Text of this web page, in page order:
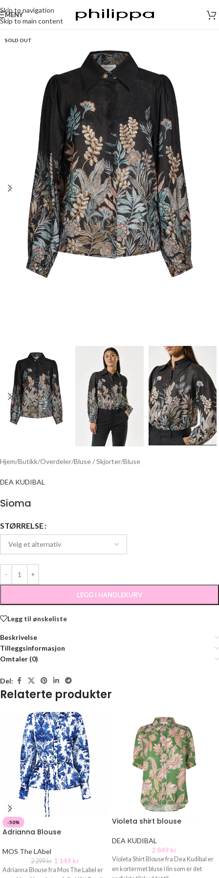
Skip to navigation
Skip to main content
MENY
SOLD OUT
Hjem/Butikk/Overdeler/Bluse / Skjorter/Bluse
DEA KUDIBAL
Sioma
STØRRELSE
LEGG I HANDLEKURV
Legg til ønskeliste
Beskrivelse
Tilleggsinformasjon
Omtaler (0)
Del:
Relaterte produkter
-50%
Adrianna Blouse
MOS The LAbel
2 299kr 1 149 kr
Adrianna Blouse fra Mos The Label er
Violeta shirt blouse
DEA KUDIBAL
2 849 kr
Violeta Shirt Blouse fra Dea Kudibal er
en kortermet bluse i lin som er det